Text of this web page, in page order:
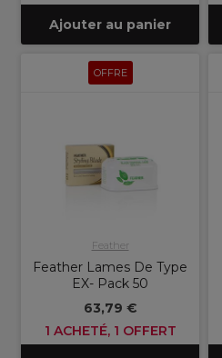
Ajouter au panier
OFFRE
Feather
Feather Lames De Type
EX- Pack 50
63,79 €
1 ACHETÉ, 1 OFFERT